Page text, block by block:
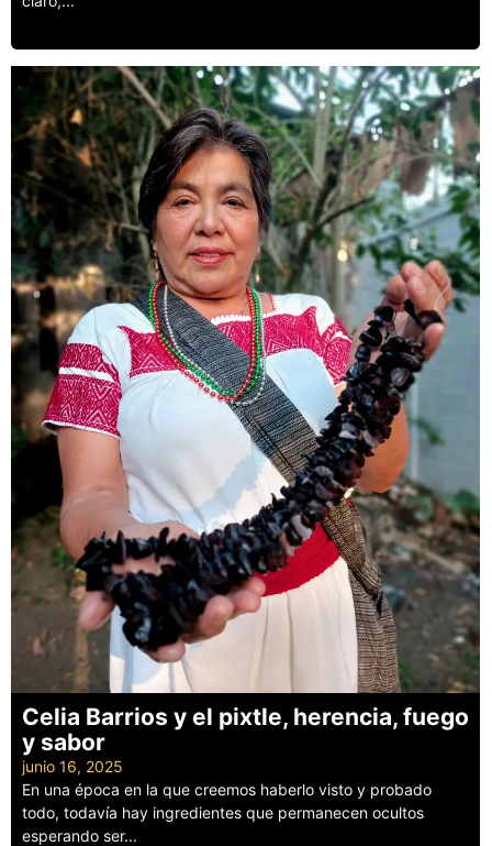
Celia Barrios y el pixtle, herencia, fuego
y sabor
junio 16, 2025
En una época en la que creemos haberlo visto y probado
todo, todavía hay ingredientes que permanecen ocultos
esperando ser...